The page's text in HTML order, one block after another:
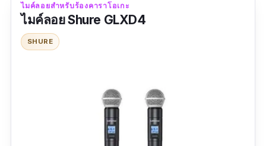
ใช้เวลาจัดส่งเร็วกว่าที่แจ้งไว้ (10วัน) สินค้าน้ำ
หนักเบา สีสวย เสียงเพราะ เชื่อมบลูทูธได้ไม่มี
ปัญหา แอบเสียดายเสียงตอนเปลี่ยนโหมดไมค์เป็น
ไมค์ลอยสำหรับร้องคาราโอเกะ
ไมค์ลอย Shure GLXD4
SHURE